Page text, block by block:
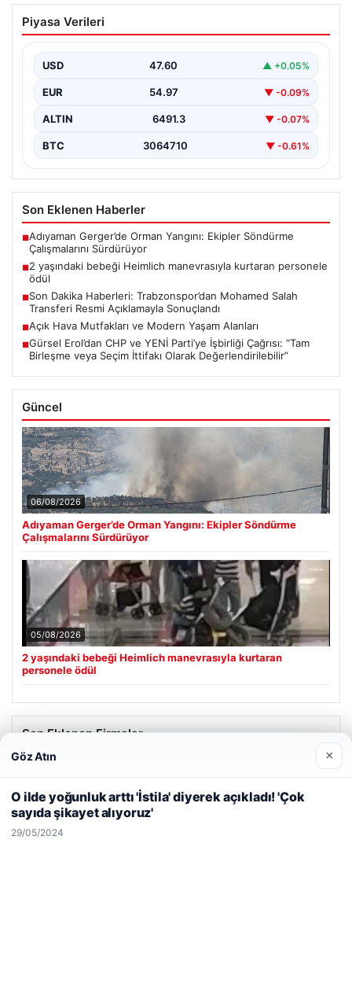
2 yaşındaki bebeği Heimlich
manevrasıyla kurtaran personele ödül
Kurtaran Güvenlik Görevlilerine Takdir Ödülü”,
“content”: “…
Piyasa Verileri
USD 47.60 ▲ +0.05%
EUR 54.97 ▼ -0.09%
ALTIN 6491.3 ▼ -0.07%
BTC 3064710 ▼ -0.61%
Son Eklenen Haberler
■Adıyaman Gerger’de Orman Yangını: Ekipler Söndürme
Çalışmalarını Sürdürüyor
■2 yaşındaki bebeği Heimlich manevrasıyla kurtaran personele
ödül
■Son Dakika Haberleri: Trabzonspor’dan Mohamed Salah
Transferi Resmi Açıklamayla Sonuçlandı
■Açık Hava Mutfakları ve Modern Yaşam Alanları
■Gürsel Erol’dan CHP ve YENİ Parti’ye İşbirliği Çağrısı: “Tam
Birleşme veya Seçim İttifakı Olarak Değerlendirilebilir”
Güncel
06/08/2026
Adıyaman Gerger’de Orman Yangını: Ekipler Söndürme
Çalışmalarını Sürdürüyor
05/08/2026
2 yaşındaki bebeği Heimlich manevrasıyla kurtaran
personele ödül
Son Eklenen Firmalar
kullanıyoruz.Çerez Politikamız
Reddet Kabul Et
Göz Atın ×
O ilde yoğunluk arttı 'İstila' diyerek açıkladı! 'Çok
sayıda şikayet alıyoruz'
29/05/2024